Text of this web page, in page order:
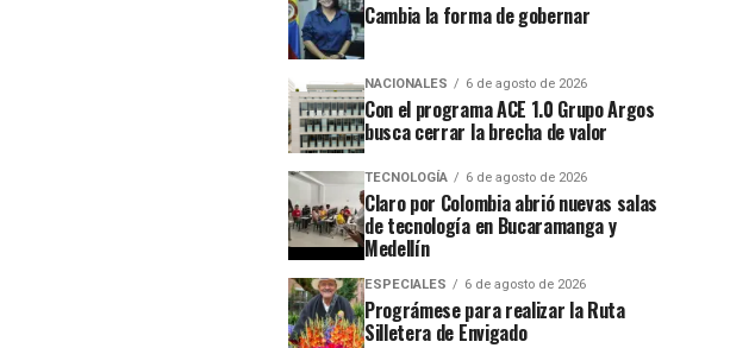
Cambia la forma de gobernar
NACIONALES 6 de agosto de 2026
Con el programa ACE 1.0 Grupo Argos
busca cerrar la brecha de valor
TECNOLOGÍA 6 de agosto de 2026
Claro por Colombia abrió nuevas salas
de tecnología en Bucaramanga y
Medellín
ESPECIALES 6 de agosto de 2026
Prográmese para realizar la Ruta
Silletera de Envigado